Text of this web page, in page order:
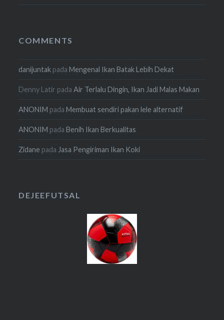
COMMENTS
danijuntak padaMengenal Ikan Batak Lebih Dekat
Denny Latir padaAir Terlalu Dingin, Ikan Jadi Malas Makan
ANONIM padaMembuat sendiri pakan lele alternatif
ANONIM padaBenih Ikan Berkualitas
Zidane pada Jasa Pengiriman Ikan Koki
DEJEEFUTSAL